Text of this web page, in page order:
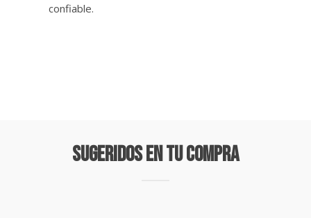
confiable.
Sugeridos En Tu Compra